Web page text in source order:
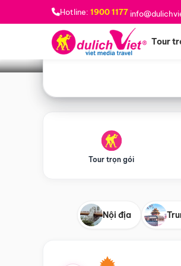
Hotline: 1900 1177
Tour
Bạn muốn đi đâu? *
Tour trọn gói
Nội địa